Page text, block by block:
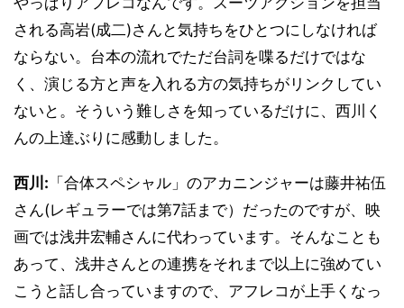
される高岩(成二)さんと気持ちをひとつにしなければ
ならない。台本の流れでただ台詞を喋るだけではな
く、演じる方と声を入れる方の気持ちがリンクしてい
ないと。そういう難しさを知っているだけに、西川く
んの上達ぶりに感動しました。
西川: 「合体スペシャル」のアカニンジャーは藤井祐伍
さん(レギュラーでは第7話まで）だったのですが、映
画では浅井宏輔さんに代わっています。そんなことも
あって、浅井さんとの連携をそれまで以上に強めてい
こうと話し合っていますので、アフレコが上手くなっ